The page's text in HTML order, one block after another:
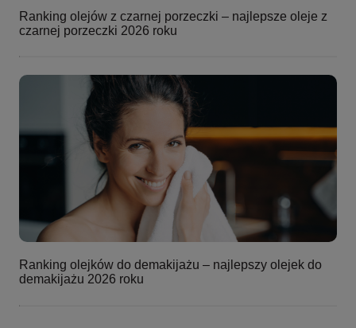
Ranking olejów z czarnej porzeczki – najlepsze oleje z
czarnej porzeczki 2026 roku
Ranking olejków do demakijażu – najlepszy olejek do
demakijażu 2026 roku